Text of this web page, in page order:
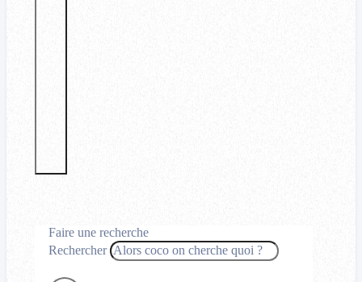
Faire une recherche
Rechercher